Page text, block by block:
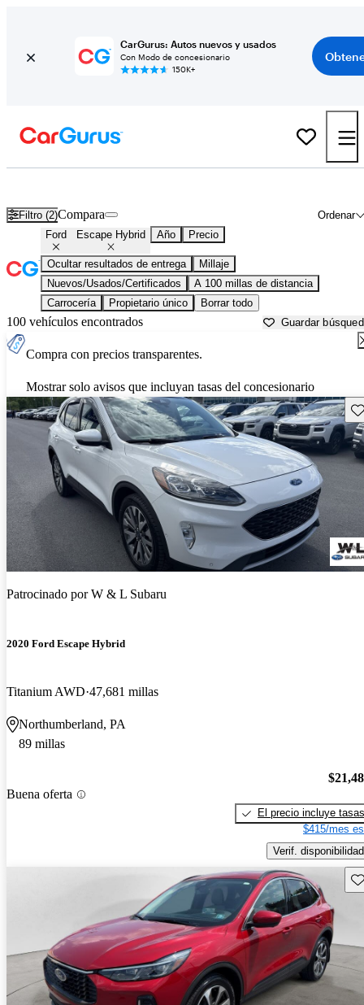
CarGurus: Autos nuevos y usados
Con Modo de concesionario
150K+
Filtro (2) Ordenar
Compara
Ford Escape Hybrid Año Precio
Ocultar resultados de entrega
Millaje
Nuevos/Usados/Certificados
A 100 millas de distancia
Carrocería
Propietario único Borrar todo
100 vehículos encontrados Guardar
Compra con precios transparentes.
Mostrar solo avisos que incluyan tasas del concesionario
Patrocinado porW & L Subaru
2020 Ford Escape Hybrid
Titanium AWD 47,681 millas
Northumberland, PA
89 millas
Buena oferta
El precio incluye tasas
$415/mes
Verif. disponibilidad